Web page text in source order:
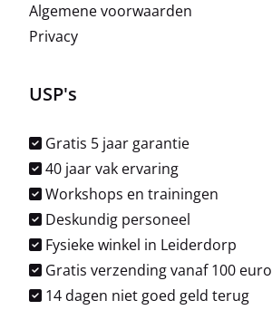
Algemene voorwaarden
Privacy
USP's
Gratis 5 jaar garantie
40 jaar vak ervaring
Workshops en trainingen
Deskundig personeel
Fysieke winkel in Leiderdorp
Gratis verzending vanaf 100 euro
14 dagen niet goed geld terug